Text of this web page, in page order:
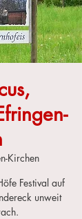
Kirchen
Festival auf
unweit